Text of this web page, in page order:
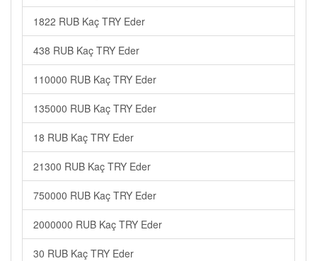
1822 RUB Kaç TRY Eder
438 RUB Kaç TRY Eder
110000 RUB Kaç TRY Eder
135000 RUB Kaç TRY Eder
18 RUB Kaç TRY Eder
21300 RUB Kaç TRY Eder
750000 RUB Kaç TRY Eder
2000000 RUB Kaç TRY Eder
30 RUB Kaç TRY Eder